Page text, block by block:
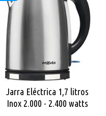
Jarra Eléctrica 1,7 litros
Inox 2.000 - 2.400 watts